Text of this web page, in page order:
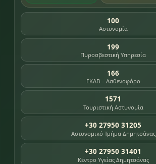
100
Αστυνομία
199
Πυροσβεστική Υπηρεσία
166
ΕΚΑΒ – Ασθενοφόρο
1571
Τουριστική Αστυνομία
+30 27950 31205
Αστυνομικό Τμήμα Δημητσάνας
+30 27950 31401
Κέντρο Υγείας Δημητσάνας